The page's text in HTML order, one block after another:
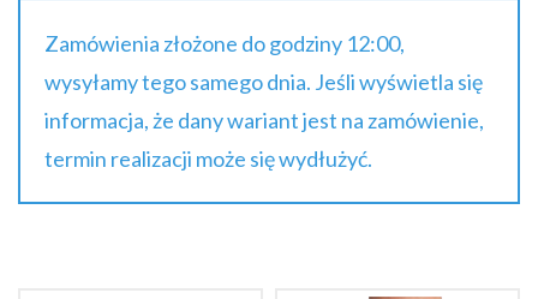
Zamówienia złożone do godziny 12:00,
wysyłamy tego samego dnia. Jeśli wyświetla się
informacja, że dany wariant jest na zamówienie,
termin realizacji może się wydłużyć.